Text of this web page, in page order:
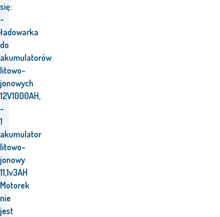
się:
-
ładowarka
do
akumulatorów
litowo-
jonowych
12V1000AH,
-
1
akumulator
litowo-
jonowy
11,1v3AH
Motorek
nie
jest